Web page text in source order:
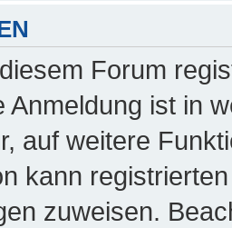
Forum
Anmeldung ist in
auf weitere
kann
zuweisen.